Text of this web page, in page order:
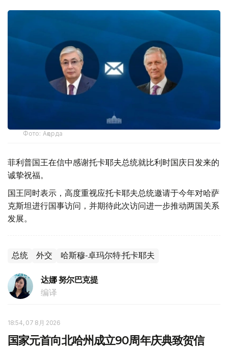
Фото: Ақорда
菲利普国王在信中感谢托卡耶夫总统就比利时国庆日发来的
诚挚祝福。
国王同时表示，高度重视应托卡耶夫总统邀请于今年对哈萨
克斯坦进行国事访问，并期待此次访问进一步推动两国关系
发展。
总统 外交 哈斯穆-卓玛尔特·托卡耶夫
达娜 努尔巴克提
编译
18:54, 07 8月 2026
国家元首向北哈州成立90周年庆典致贺信